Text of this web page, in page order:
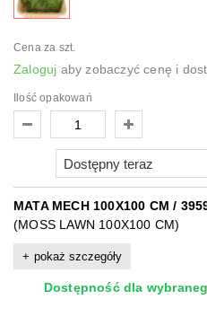
Cena za szt.
Zaloguj aby zobaczyć cenę i
Ilość opakowań
MATA MECH 100X100 CM /
(MOSS LAWN 100X100 CM)
pokaż szczegóły
Dostępność dla